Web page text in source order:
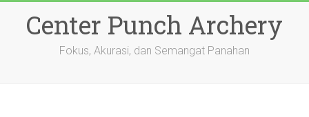
contentCenter Punch Archery
Fokus, Akurasi, dan Semangat Panahan